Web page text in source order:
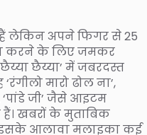
हैं लेकिन अपने फिगर से 25
करने के लिए जमकर
छैय्या’ में जबरदस्त
मारो ढोल ना’,
‘पांडे जी’ जैसे आइटम
खबरों के मुताबिक
इसके आलावा मलाइका कई